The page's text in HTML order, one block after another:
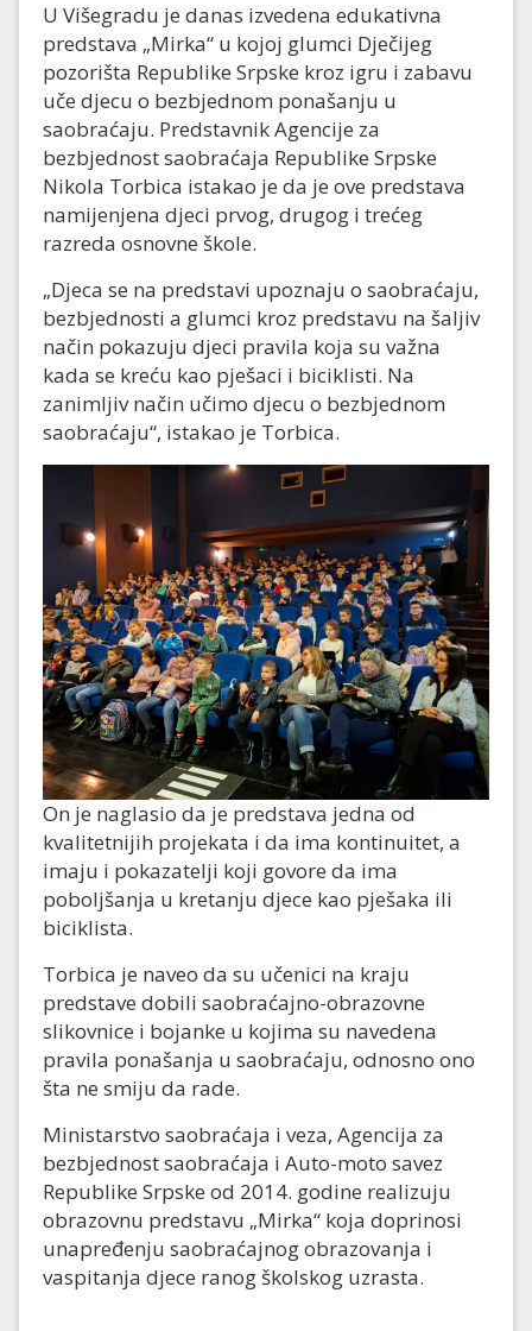
U Višegradu je danas izvedena edukativna
predstava „Mirka“ u kojoj glumci Dječijeg
pozorišta Republike Srpske kroz igru i zabavu
uče djecu o bezbjednom ponašanju u
saobraćaju. Predstavnik Agencije za
bezbjednost saobraćaja Republike Srpske
Nikola Torbica istakao je da je ove predstava
namijenjena djeci prvog, drugog i trećeg
razreda osnovne škole.
„Djeca se na predstavi upoznaju o saobraćaju,
bezbjednosti a glumci kroz predstavu na šaljiv
način pokazuju djeci pravila koja su važna
kada se kreću kao pješaci i biciklisti. Na
zanimljiv način učimo djecu o bezbjednom
saobraćaju“, istakao je Torbica.
On je naglasio da je predstava jedna od
kvalitetnijih projekata i da ima kontinuitet, a
imaju i pokazatelji koji govore da ima
poboljšanja u kretanju djece kao pješaka ili
biciklista.
Torbica je naveo da su učenici na kraju
predstave dobili saobraćajno-obrazovne
slikovnice i bojanke u kojima su navedena
pravila ponašanja u saobraćaju, odnosno ono
šta ne smiju da rade.
Ministarstvo saobraćaja i veza, Agencija za
bezbjednost saobraćaja i Auto-moto savez
Republike Srpske od 2014. godine realizuju
obrazovnu predstavu „Mirka“ koja doprinosi
unapređenju saobraćajnog obrazovanja i
vaspitanja djece ranog školskog uzrasta.